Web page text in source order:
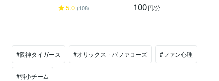
5.0 (108) 100円/分
#阪神タイガース #オリックス・バファローズ #ファン心理
#弱小チーム